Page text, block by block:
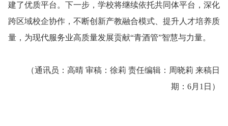
建了优质平台。下一步，学校将继续依托共同体平台，深化
跨区域校企协作，不断创新产教融合模式、提升人才培养质
量，为现代服务业高质量发展贡献“青酒管”智慧与力量。
（通讯员：高晴 审稿：徐莉 责任编辑：周晓莉 来稿日
期：6月1日）